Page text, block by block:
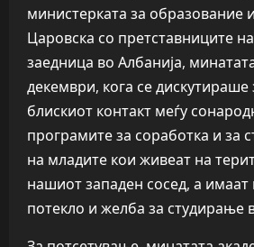
министерката за образование
Царовска со претставниците
заедница во Албанија,
декември, кога се дискутираше
блискиот контакт меѓу
програмите за соработка и за
на младите кои живеат на
нашиот западен сосед, а имаат
потекло и желба за студирање